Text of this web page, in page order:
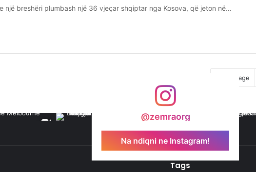
një breshëri plumbash një 36 vjeçar shqiptar nga Kosova, që jeton në…
Next page
@zemraorg
Na ndiqni ne Instagram!
Tags